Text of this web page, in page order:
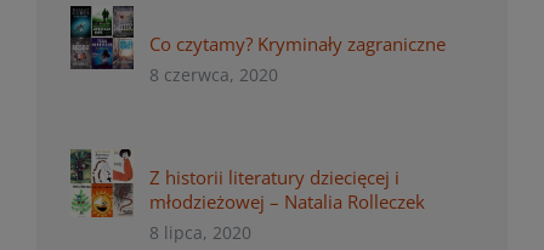
Co czytamy? Kryminały zagraniczne
8 czerwca, 2020
Z historii literatury dziecięcej i
młodzieżowej – Natalia Rolleczek
8 lipca, 2020